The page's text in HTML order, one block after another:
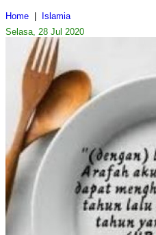
Home
Islamia
Selasa, 28 Jul 2020